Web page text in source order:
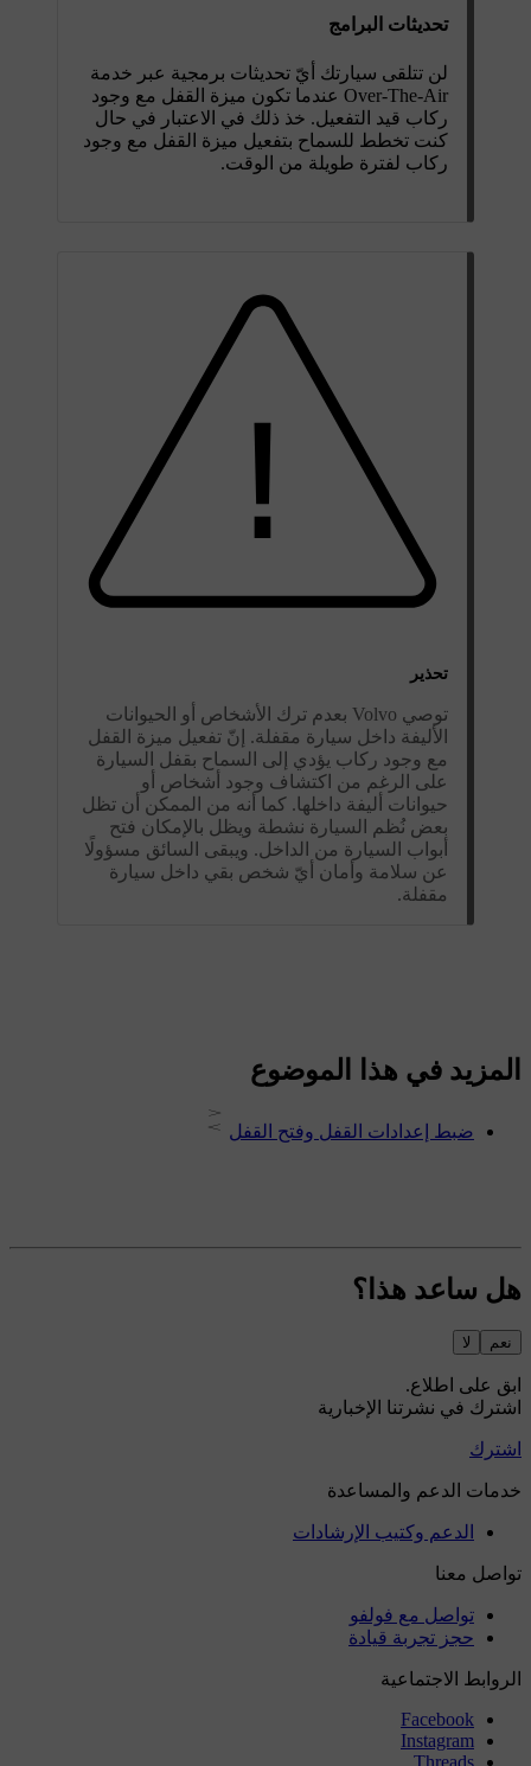
تحديثات البرامج
لن تتلقى سيارتك أيّ تحديثات برمجية عبر خدمة
Over-The-Air عندما تكون ميزة القفل مع وجود
ركاب قيد التفعيل. خذ ذلك في الاعتبار في حال
كنت تخطط للسماح بتفعيل ميزة القفل مع وجود
ركاب لفترة طويلة من الوقت.
تحذير
توصي Volvo بعدم ترك الأشخاص أو الحيوانات
الأليفة داخل سيارة مقفلة. إنّ تفعيل ميزة القفل
مع وجود ركاب يؤدي إلى السماح بقفل السيارة
على الرغم من اكتشاف وجود أشخاص أو
حيوانات أليفة داخلها. كما أنه من الممكن أن تظل
بعض نُظم السيارة نشطة ويظل بالإمكان فتح
أبواب السيارة من الداخل. ويبقى السائق مسؤولًا
عن سلامة وأمان أيّ شخص بقي داخل سيارة
مقفلة.
المزيد في هذا الموضوع
ضبط إعدادات القفل وفتح القفل
هل ساعد هذا؟
نعم لا